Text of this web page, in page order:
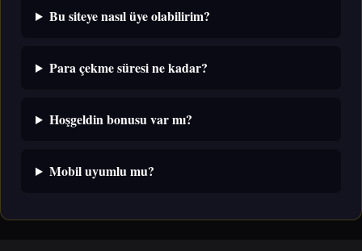
Bu siteye nasıl üye olabilirim?
Para çekme süresi ne kadar?
Hoşgeldin bonusu var mı?
Mobil uyumlu mu?